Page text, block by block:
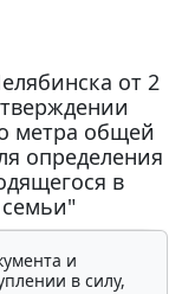
от 2
метра общей
определения
в
и
в силу,